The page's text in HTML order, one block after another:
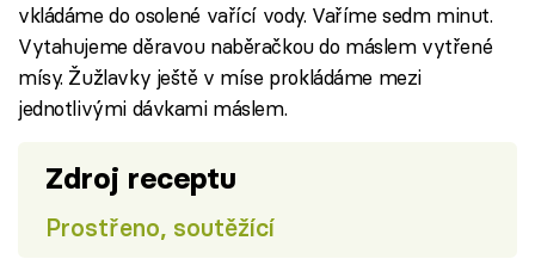
vkládáme do osolené vařící vody. Vaříme sedm minut.
Vytahujeme děravou naběračkou do máslem vytřené
mísy. Žužlavky ještě v míse prokládáme mezi
jednotlivými dávkami máslem.
Zdroj receptu
Prostřeno, soutěžící